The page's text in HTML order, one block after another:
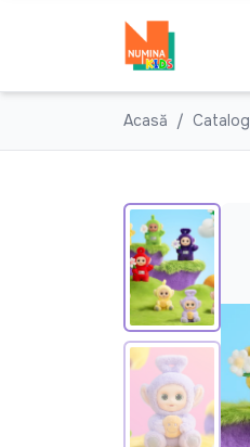
Acasă Catalog